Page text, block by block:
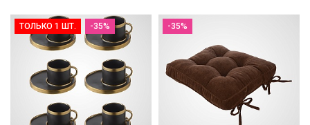
ТОЛЬКО 1 ШТ. -35% -35%